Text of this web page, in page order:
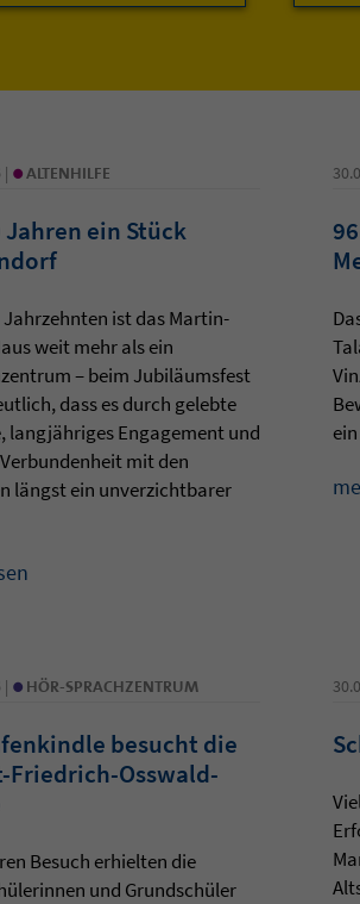
| • ALTENHILFE
Jahren ein Stück
Jahrzehnten ist das Martin-
weit mehr als ein
– beim Jubiläumsfest
dass es durch gelebte
langjähriges Engagement und
mit den
längst ein unverzichtbarer
| • HÖR-SPRACHZENTRUM
besucht die
Friedrich-Osswald-
Besuch erhielten die
und Grundschüler